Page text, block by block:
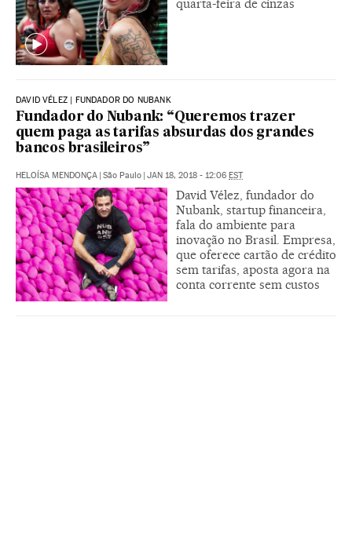
quarta-feira de cinzas
DAVID VÉLEZ | FUNDADOR DO NUBANK
Fundador do Nubank: “Queremos trazer
quem paga as tarifas absurdas dos grandes
bancos brasileiros”
HELOÍSA MENDONÇA | São Paulo | JAN 18, 2018 - 12:06 EST
David Vélez, fundador do
Nubank, startup financeira,
fala do ambiente para
inovação no Brasil. Empresa,
que oferece cartão de crédito
sem tarifas, aposta agora na
conta corrente sem custos